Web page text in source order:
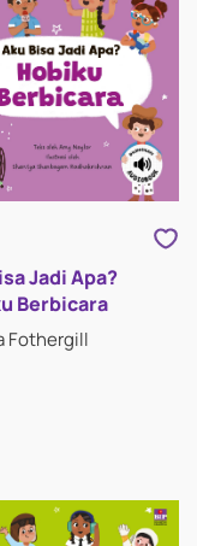
Jadi Apa?
Berbicara
Fothergill